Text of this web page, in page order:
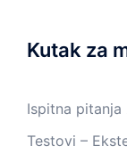
Kutak za
Ispitna
Testovi –